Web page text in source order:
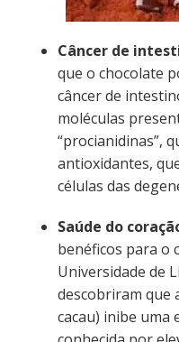
Câncer de
que o chocolate
câncer de
moléculas
“procianidinas”,
antioxidantes,
células das
Saúde do
benéficos para o
Universidade de
descobriram que
cacau) inibe uma